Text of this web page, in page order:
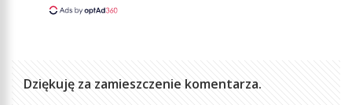
Dziękuję za zamieszczenie komentarza.